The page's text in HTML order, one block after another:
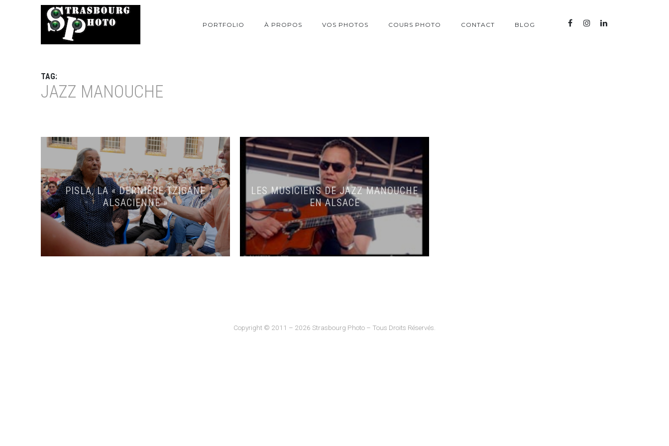
PORTFOLIO À PROPOS VOS PHOTOS COURS PHOTO CONTACT BLOG
TAG:
JAZZ MANOUCHE
PISLA, LA « DERNIÈRE TZIGANE
ALSACIENNE »
LES MUSICIENS DE JAZZ MANOUCHE
EN ALSACE
Copyright © 2011 – 2026 Strasbourg Photo – Tous Droits Réservés.